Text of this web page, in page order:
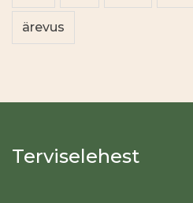
ärevus
Terviselehest